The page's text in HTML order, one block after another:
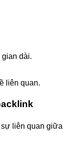
dài.
liên quan.
liên quan giữa